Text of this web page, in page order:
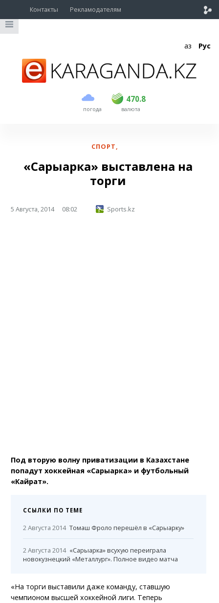
Контакты Рекламодателям
Қаз Рус
погода
470.8
USD 468.5 470.8
EUR валюта
СПОРТ,
«Сарыарка» выставлена на
торги
5 Августа, 2014 08:02 Sports.kz
Под вторую волну приватизации в Казахстане
попадут хоккейная «Сарыарка» и футбольный
«Кайрат».
ССЫЛКИ ПО ТЕМЕ
2 Августа 2014 Томаш Фроло перешёл в «Сарыарку»
2 Августа 2014 «Сарыарка» всухую переиграла
новокузнецкий «Металлург». Полное видео матча
«На торги выставили даже команду, ставшую
чемпионом высшей хоккейной лиги. Теперь